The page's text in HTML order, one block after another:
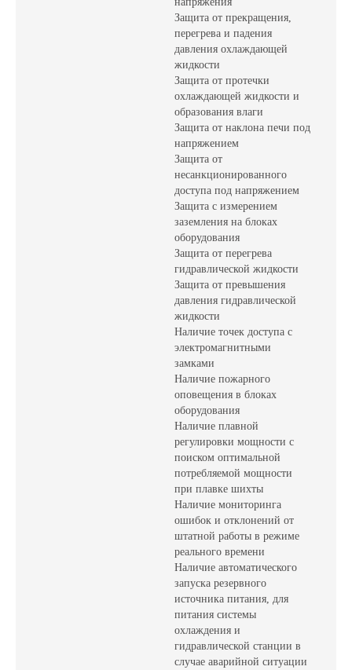
Защита от прекращения,
перегрева и падения
давления охлаждающей
жидкости
Защита от протечки
охлаждающей жидкости и
образования влаги
Защита от наклона печи под
напряжением
Защита от
несанкционированного
доступа под напряжением
Защита с измерением
заземления на блоках
оборудования
Защита от перегрева
гидравлической жидкости
Защита от превышения
давления гидравлической
жидкости
Наличие точек доступа с
электромагнитными
замками
Наличие пожарного
оповещения в блоках
оборудования
Наличие плавной
регулировки мощности с
поиском оптимальной
потребляемой мощности
при плавке шихты
Наличие мониторинга
ошибок и отклонений от
штатной работы в режиме
реального времени
Наличие автоматического
запуска резервного
источника питания, для
питания системы
охлаждения и
гидравлической станции в
случае аварийной ситуации